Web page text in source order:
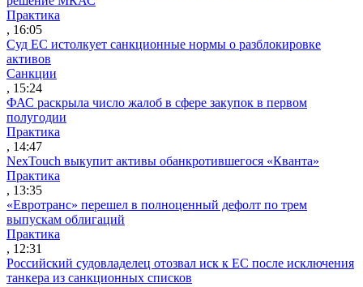
Практика
, 16:05
Суд ЕС истолкует санкционные нормы о разблокировке
активов
Санкции
, 15:24
ФАС раскрыла число жалоб в сфере закупок в первом
полугодии
Практика
, 14:47
NexTouch выкупит активы обанкротившегося «Кванта»
Практика
, 13:35
«Евротранс» перешел в полноценный дефолт по трем
выпускам облигаций
Практика
, 12:31
Российский судовладелец отозвал иск к ЕС после исключения
танкера из санкционных списков